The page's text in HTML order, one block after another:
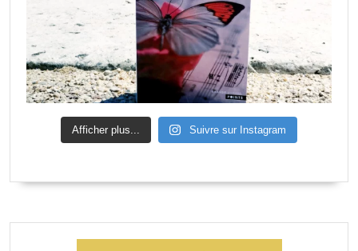
Afficher plus... Suivre sur Instagram